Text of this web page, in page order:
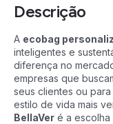
Descrição
A ecobag
inteligentes e
diferença no
empresas que
seus clientes ou
estilo de vida mais
BellaVer é a escolha